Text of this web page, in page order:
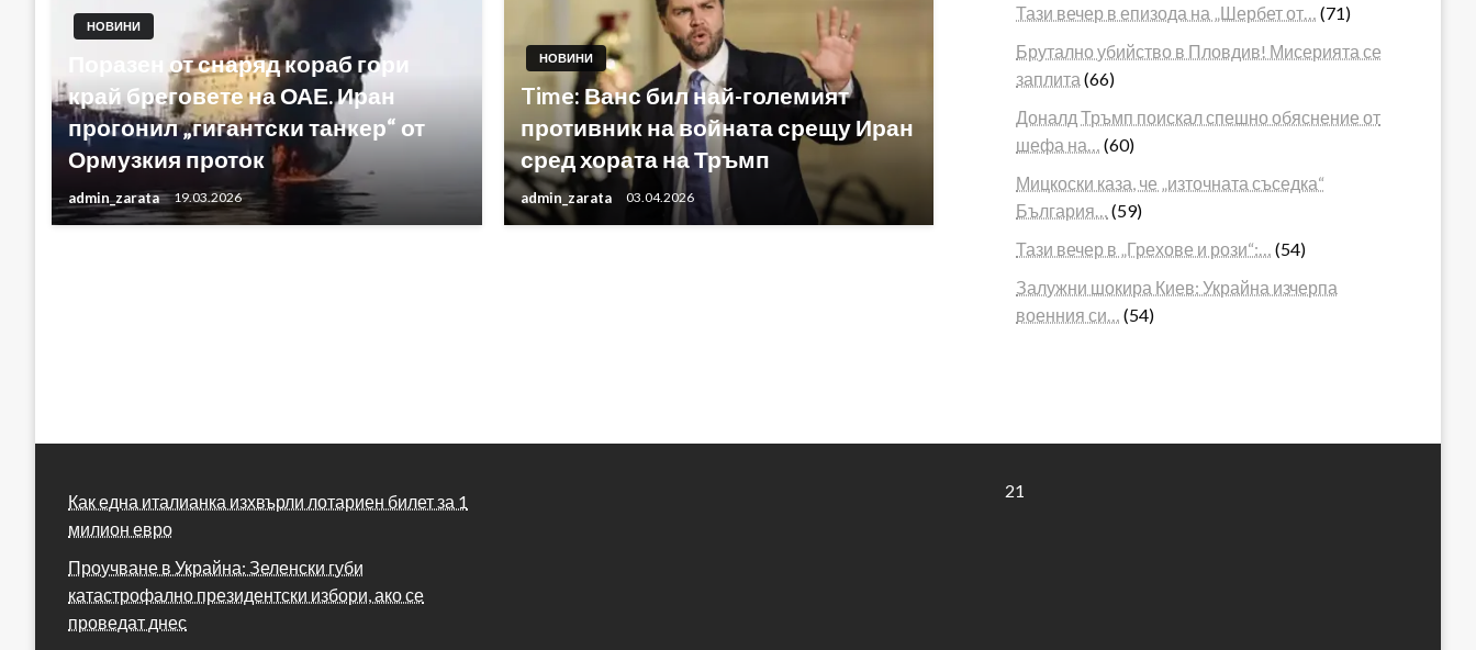
НОВИНИ
Поразен от снаряд кораб гори
край бреговете на ОАЕ. Иран
прогонил „гигантски танкер“ от
Ормузкия проток
admin_zarata 19.03.2026
НОВИНИ
Time: Ванс бил най-големият
противник на войната срещу Иран
сред хората на Тръмп
admin_zarata 03.04.2026
Тази вечер в епизода на „Шербет от…
(71)
Брутално убийство в Пловдив! Мисерията се
заплита (66)
Доналд Тръмп поискал спешно обяснение от
шефа на…
(60)
Мицкоски каза, че „източната съседка“
България…
(59)
Тази вечер в „Грехове и рози“:…
(54)
Залужни шокира Киев: Украйна изчерпа
военния си…
(54)
Как една италианка изхвърли лотариен билет за 1
милион евро
Проучване в Украйна: Зеленски губи
катастрофално президентски избори, ако се
проведат днес
21